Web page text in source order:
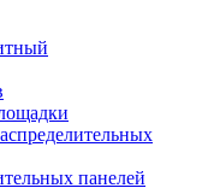
панелей